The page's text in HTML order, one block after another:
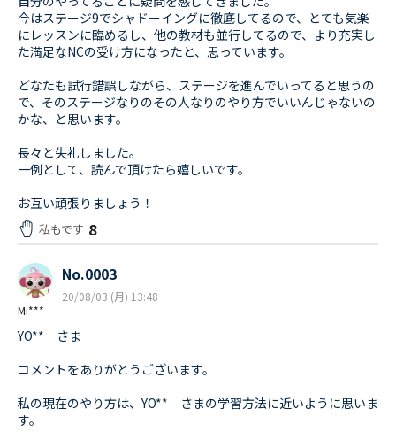
今はステージ9でシャドーイングに徹底してるので、とても気楽
にレッスンに臨めるし、他の教材も並行してるので、より充実し
た満足なNCの受け方になったと、思っています。
どなたも試行錯誤しながら、ステージを進んでいってると思うの
で、そのステージなりのその人なりのやり方でいいんじゃないの
かな、と思います。
長々と失礼しました。
一例として、読んで頂けたら嬉しいです。
お互い頑張りましょう！
私もです 8
Mi***
No.0003
20/08/03 (月) 13:48
YO** さま
コメントをありがとうございます。
私の現在のやり方は、YO** さまの学習方法に近いように思いま
す。